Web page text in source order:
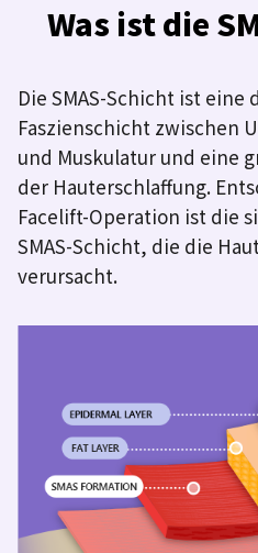
Was ist die
Die SMAS-Schicht ist eine
Faszienschicht zwischen
und Muskulatur und eine
der Hauterschlaffung.
Facelift-Operation ist die
SMAS-Schicht, die die
verursacht.